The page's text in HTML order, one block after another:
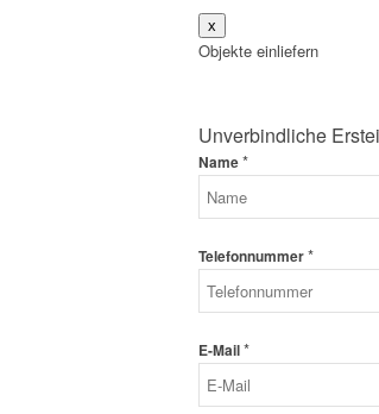
x
Objekte einliefern
Unverbindliche
Name*
Telefonnummer*
E-Mail*